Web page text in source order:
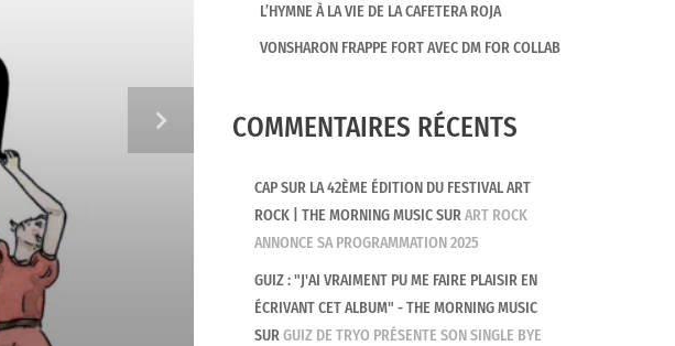
L’HYMNE À LA VIE DE LA CAFETERA ROJA
VONSHARON FRAPPE FORT AVEC DM FOR COLLAB
COMMENTAIRES RÉCENTS
CAP SUR LA 42ÈME ÉDITION DU FESTIVAL ART
ROCK | THE MORNING MUSICSURART ROCK
ANNONCE SA PROGRAMMATION 2025
GUIZ : "J'AI VRAIMENT PU ME FAIRE PLAISIR EN
ÉCRIVANT CET ALBUM" - THE MORNING MUSIC
SURGUIZ DE TRYO PRÉSENTE SON SINGLE BYE